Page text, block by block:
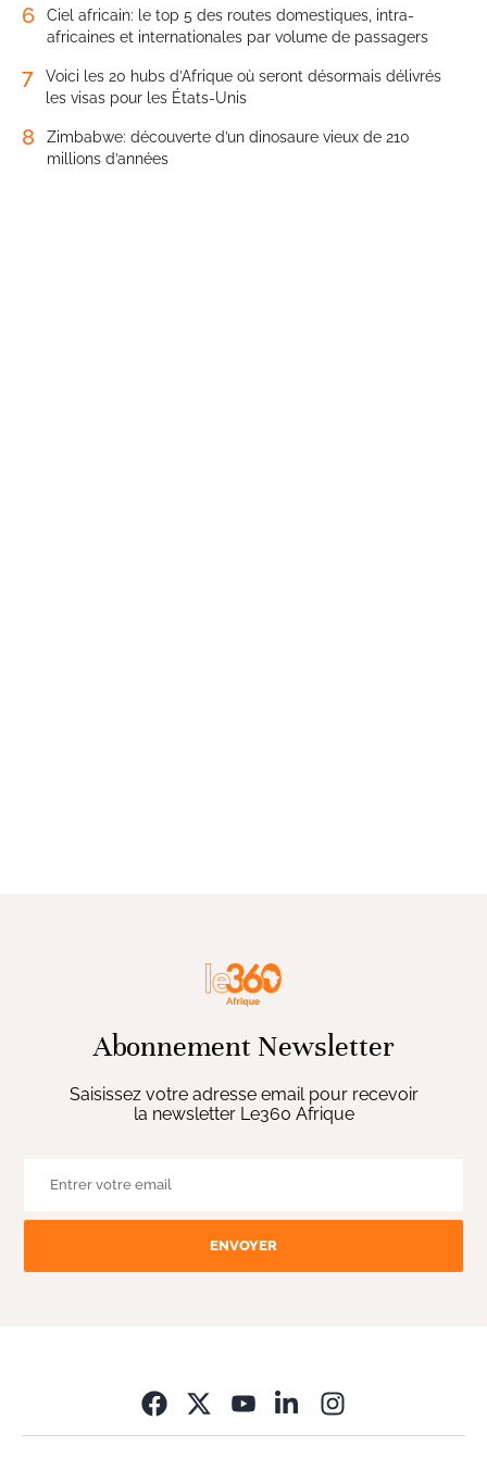
6
Ciel africain: le top 5 des routes domestiques, intra-
africaines et internationales par volume de passagers
7
Voici les 20 hubs d’Afrique où seront désormais délivrés
les visas pour les États-Unis
8
Zimbabwe: découverte d’un dinosaure vieux de 210
millions d’années
Abonnement Newsletter
Saisissez votre adresse email pour recevoir
la newsletter Le360 Afrique
ENVOYER